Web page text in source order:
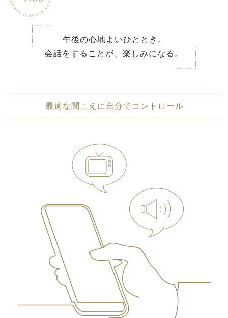
午後の心地よいひととき。
会話をすることが、楽しみになる。
最適な聞こえに自分でコントロール